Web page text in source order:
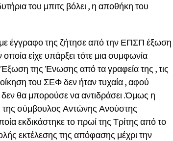
του μπιτς βόλει , η αποθήκη του
με έγγραφο της ζήτησε από την ΕΠΣΠ έξωση
είχε υπάρξει τότε μια συμφωνία
της Ένωσης από τα γραφεία της , τις
του ΣΕΦ δεν ήταν τυχαία , αφού
θα μπορούσε να αντιδράσει .Όμως η
της σύμβουλος Αντώνης Ανούστης
εκδικάστηκε το πρωί της Τρίτης από το
εκτέλεσης της απόφασης μέχρι την